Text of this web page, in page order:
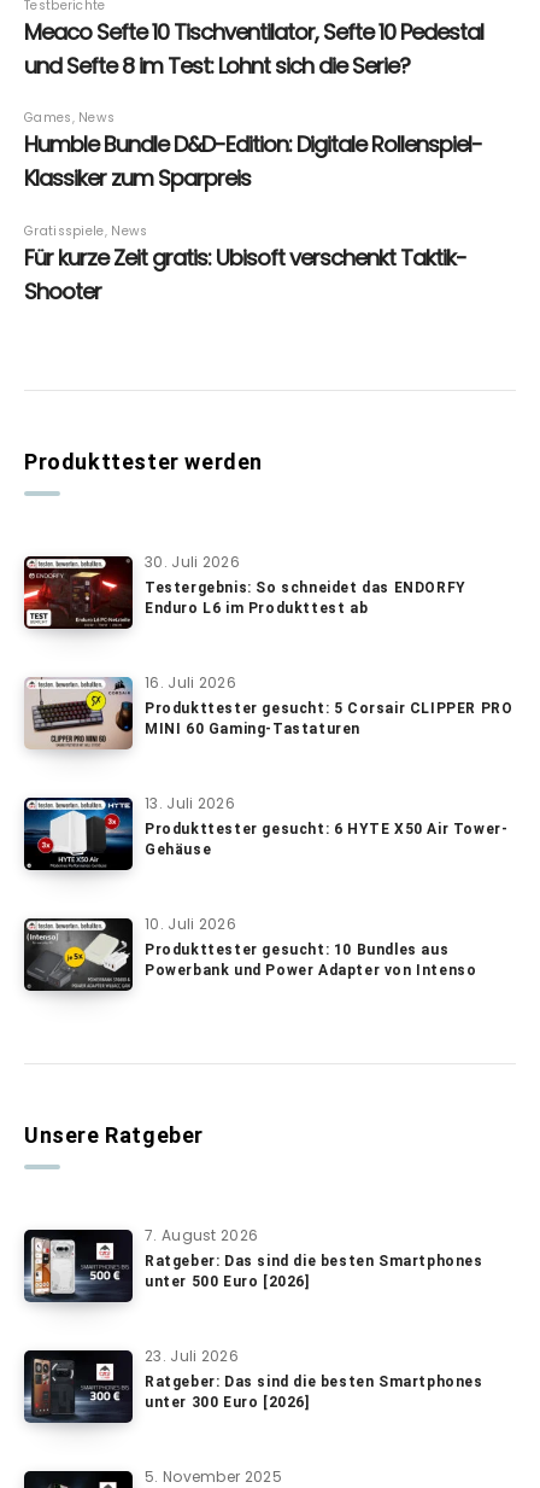
Produkttester werden
30. Juli 2026
Testergebnis: So schneidet das ENDORFY
Enduro L6 im Produkttest ab
16. Juli 2026
Produkttester gesucht: 5 Corsair CLIPPER PRO
MINI 60 Gaming-Tastaturen
13. Juli 2026
Produkttester gesucht: 6 HYTE X50 Air Tower-
Gehäuse
10. Juli 2026
Produkttester gesucht: 10 Bundles aus
Powerbank und Power Adapter von Intenso
Unsere Ratgeber
7. August 2026
Ratgeber: Das sind die besten Smartphones
unter 500 Euro [2026]
23. Juli 2026
Ratgeber: Das sind die besten Smartphones
unter 300 Euro [2026]
5. November 2025